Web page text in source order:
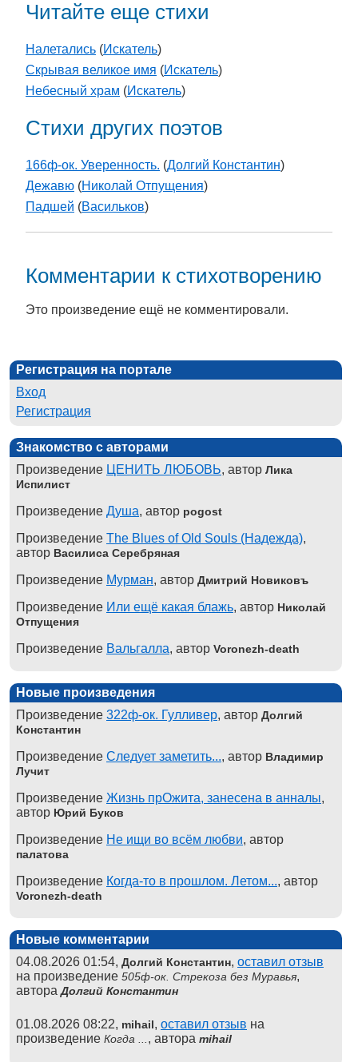
Читайте еще стихи
Налетались (Искатель)
Скрывая великое имя (Искатель)
Небесный храм (Искатель)
Стихи других поэтов
166ф-ок. Уверенность. (Долгий Константин)
Дежавю (Николай Отпущения)
Падшей (Васильков)
Комментарии к стихотворению
Это произведение ещё не комментировали.
Регистрация на портале
Вход
Регистрация
Знакомство с авторами
Произведение ЦЕНИТЬ ЛЮБОВЬ, автор Лика
Испилист
Произведение Душа, автор pogost
Произведение The Blues of Old Souls (Надежда),
автор Василиса Серебряная
Произведение Мурман, автор Дмитрий Новиковъ
Произведение Или ещё какая блажь, автор Николай
Отпущения
Произведение Вальгалла, автор Voronezh-death
Новые произведения
Произведение 322ф-ок. Гулливер, автор Долгий
Константин
Произведение Следует заметить..., автор Владимир
Лучит
Произведение Жизнь прОжита, занесена в анналы,
автор Юрий Буков
Произведение Не ищи во всём любви, автор
палатова
Произведение Когда-то в прошлом. Летом..., автор
Voronezh-death
Новые комментарии
04.08.2026 01:54, Долгий Константин, оставил отзыв
на произведение 505ф-ок. Стрекоза без Муравья,
автораДолгий Константин
01.08.2026 08:22, mihail, оставил отзыв на
произведение Когда ... , автора mihail